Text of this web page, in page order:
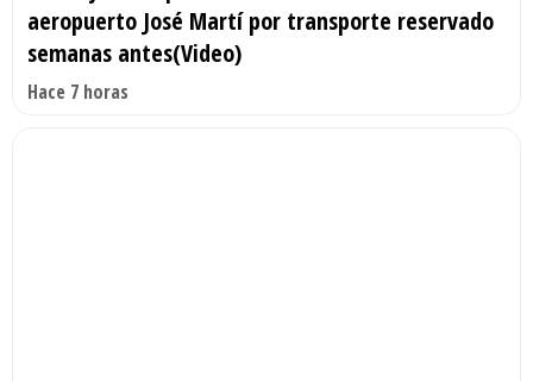
aeropuerto José Martí por transporte reservado
semanas antes(Video)
Hace 7 horas